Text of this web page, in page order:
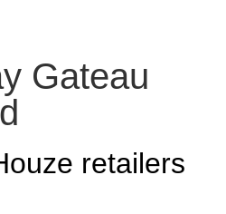
Gateau
retailers